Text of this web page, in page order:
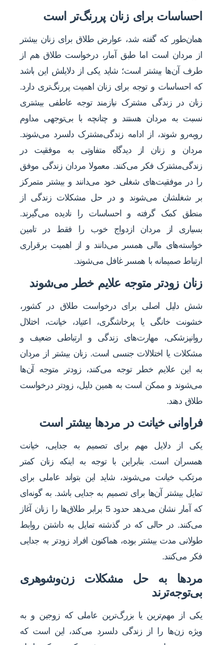
احساسات برای زنان پررنگ‌تر است
همان‌طور که گفته شد، عوارض طلاق برای زنان بیشتر
از مردان است اما طبق آمار، درخواست طلاق هم از
طرف آن‌ها بیشتر است؛ شاید یکی از دلایلش این باشد
که احساسات و توجه برای زنان اهمیت پررنگ‌تری دارد.
زنان در زندگی مشترک نیازمند توجه عاطفی بیشتری
نسبت به مردان هستند و چنان‎چه با بی‌توجهی مداوم
روبه‌رو شوند، از ادامه زندگی‌مشترک دلسرد می‌شوند.
مردان و زنان از دیدگاه متفاوتی به موفقیت در
زندگی‌مشترک فکر می‌کنند. معمولا مردان زندگی موفق
را در موفقیت‌های شغلی خود می‌دانند و بیشتر متمرکز
بر شغل‎شان می‌شوند و در حل مشکلات زندگی از
منطق کمک گرفته و احساسات را نادیده می‌گیرند.
بسیاری از مردان ازدواج خوب را فقط در تامین
خواسته‌های مالی همسر می‌دانند و از اهمیت برقراری
ارتباط صمیمانه با همسر غافل می‌شوند.
زنان زودتر متوجه علایم خطر می‌شوند
شش دلیل اصلی برای درخواست طلاق در کشور،
خشونت خانگی یا پرخاشگری، اعتیاد، خیانت، اختلال
روان‎پزشکی، مهارت‌های زندگی و ارتباطی ضعیف و
مشکلات یا اختلالات جنسی است. زنان بیشتر از مردان
به این علایم خطر توجه می‌کنند، زودتر متوجه آن‌ها
می‌شوند و ممکن است به همین دلیل، زودتر درخواست
طلاق ‌دهند.
فراوانی خیانت در مردها بیشتر است
یکی از دلایل مهم برای تصمیم به جدایی، خیانت
همسران است. بنابراین با توجه به این‎که زنان کمتر
مرتکب خیانت می‌شوند، شاید این بتواند عاملی برای
تمایل بیشتر آن‌ها برای تصمیم به جدایی باشد. به گونه‌ای
که آمار نشان می‌دهد حدود 5 برابر طلاق‌ها را زنان آغاز
می‌کنند. در حالی که در گذشته تمایل به داشتن روابط
طولانی مدت بیشتر بوده، هم‎اکنون افراد زودتر به جدایی
فکر می‌کنند.
مردها به حل مشکلات زن‌وشوهری
بی‌توجه‌ترند
یکی از مهم‌ترین یا بزرگ‌ترین عاملی که زوجین و به
ویژه زن‌ها را از زندگی دلسرد می‌کند، این است که